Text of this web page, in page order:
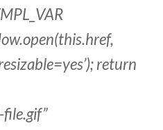
return